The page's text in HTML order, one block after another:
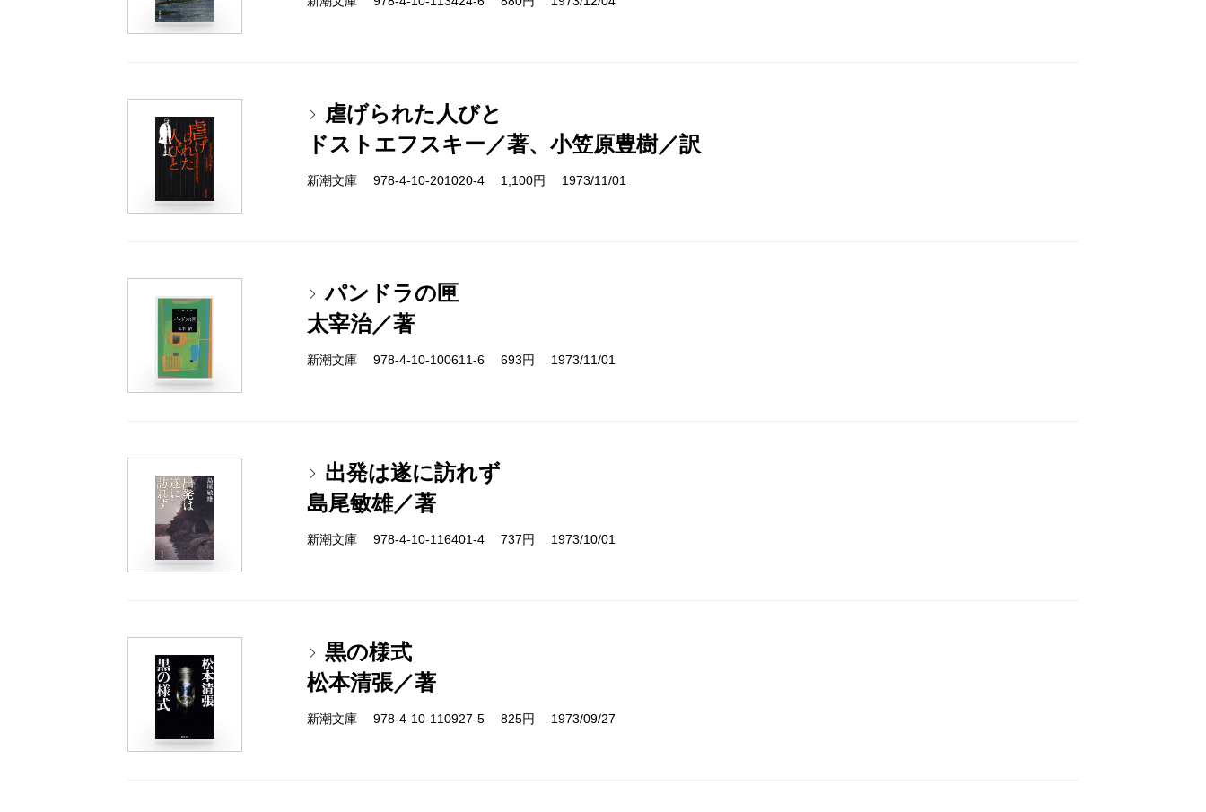
虐げられた人びと
ドストエフスキー／著、小笠原豊樹／訳
新潮文庫 978-4-10-201020-4 1,100円 1973/11/01
パンドラの匣
太宰治／著
新潮文庫 978-4-10-100611-6 693円 1973/11/01
出発は遂に訪れず
島尾敏雄／著
新潮文庫 978-4-10-116401-4 737円 1973/10/01
黒の様式
松本清張／著
新潮文庫 978-4-10-110927-5 825円 1973/09/27